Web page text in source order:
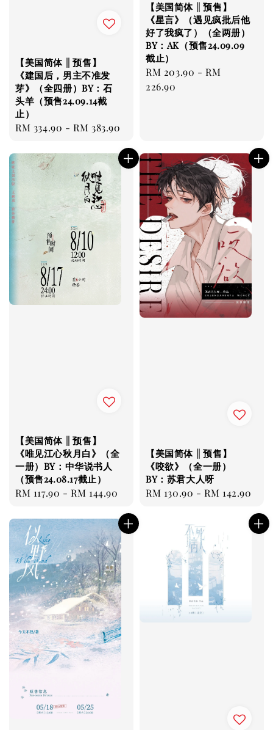
【美国简体 || 预售】
《建国后，男主不准发
芽》（全四册）BY：石
头羊（预售24.09.14截
止）
Regular
RM 334.90 -RM 383.90
【美国简体 || 预售】
《星言》（遇见疯批后他
好了我疯了）（全两册）
BY：AK（预售24.09.09
截止）
Regular
price
RM 203.90 -RM
226.90
【美国简体 || 预售】
《唯见江心秋月白》（全
一册）BY：中华说书人
（预售24.08.17截止）
Regular
RM 117.90 -RM 144.90
【美国简体 || 预售】
《咬欲》（全一册）
BY：苏君大人呀
Regular
RM 130.90 -RM 142.90